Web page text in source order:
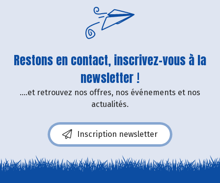
Restons en contact, inscrivez-vous à la
newsletter !
....et retrouvez nos offres, nos événements et nos
actualités.
Inscription newsletter